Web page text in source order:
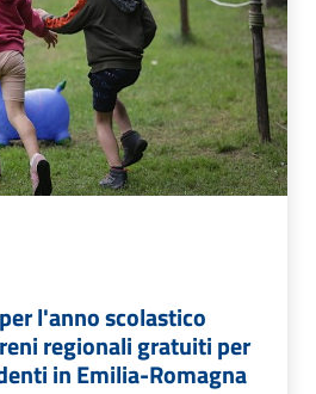
l'anno scolastico
regionali gratuiti per
in Emilia-Romagna